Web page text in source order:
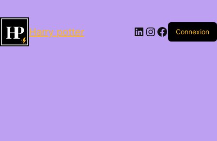
Harry potter LinkedIn
Instagram
Facebook
Connexion